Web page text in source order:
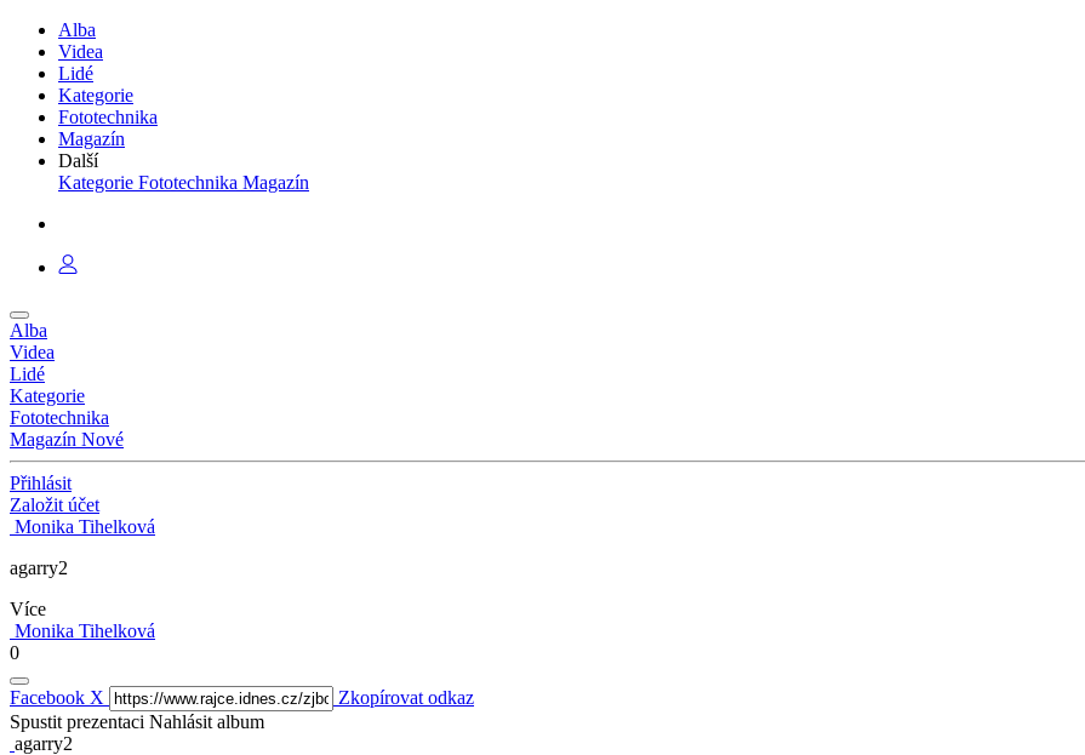
Alba
Videa
Lidé
Kategorie
Fototechnika
Magazín
Další
Kategorie Fototechnika Magazín
Alba
Videa
Lidé
Kategorie
Fototechnika
Magazín Nové
Přihlásit
Založit účet
Monika Tihelková
agarry2
Více
Monika Tihelková
0
Facebook X
Zkopírovat odkaz
Spustit prezentaci Nahlásit album
agarry2